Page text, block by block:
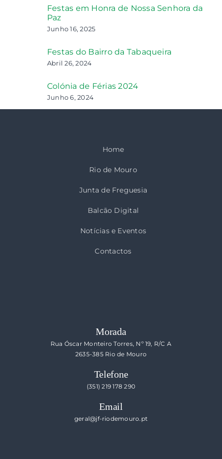
Festas em Honra de Nossa Senhora da
Paz
Junho 16, 2025
Festas do Bairro da Tabaqueira
Abril 26, 2024
Colónia de Férias 2024
Junho 6, 2024
Home
Rio de Mouro
Junta de Freguesia
Balcão Digital
Notícias e Eventos
Contactos
Morada
Rua Óscar Monteiro Torres, Nº 19, R/C A
2635-385 Rio de Mouro
Telefone
(351) 219 178 290
Email
geral@jf-riodemouro.pt